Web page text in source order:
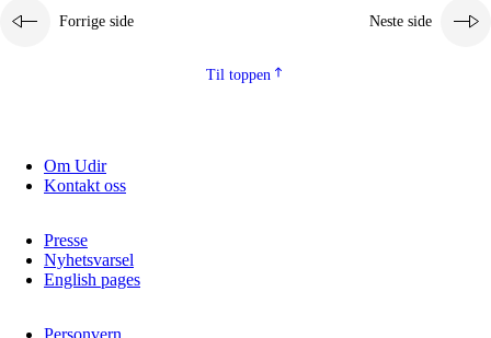
Forrige side Neste side
Til toppen
Om Udir
Kontakt oss
Presse
Nyhetsvarsel
English pages